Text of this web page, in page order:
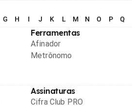
G H I J K L M N O P Q
Ferramentas
Afinador
Metrônomo
Assinaturas
Cifra Club PRO